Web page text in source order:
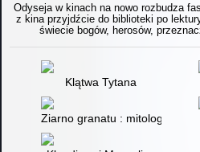
Odyseja w kinach na nowo rozbudza
z kina przyjdźcie do biblioteki po
świecie bogów, herosów,
Klątwa Tytana
Ziarno granatu : mitologia